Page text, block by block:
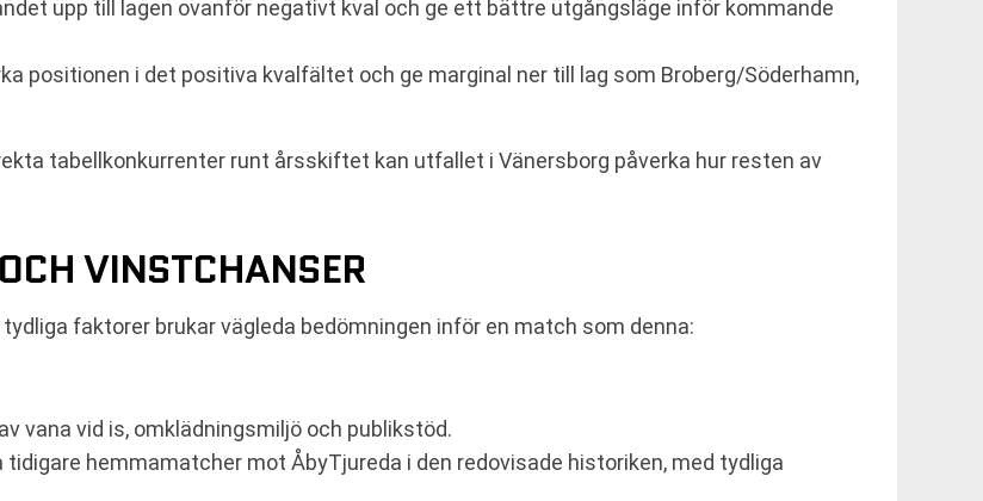
upp till lagen ovanför negativt kval och ge ett bättre utgångsläge inför kommande
positionen i det positiva kvalfältet och ge marginal ner till lag som Broberg/Söderhamn,
tabellkonkurrenter runt årsskiftet kan utfallet i Vänersborg påverka hur resten av
VINSTCHANSER
faktorer brukar vägleda bedömningen inför en match som denna:
vana vid is, omklädningsmiljö och publikstöd.
hemmamatcher mot ÅbyTjureda i den redovisade historiken, med tydliga